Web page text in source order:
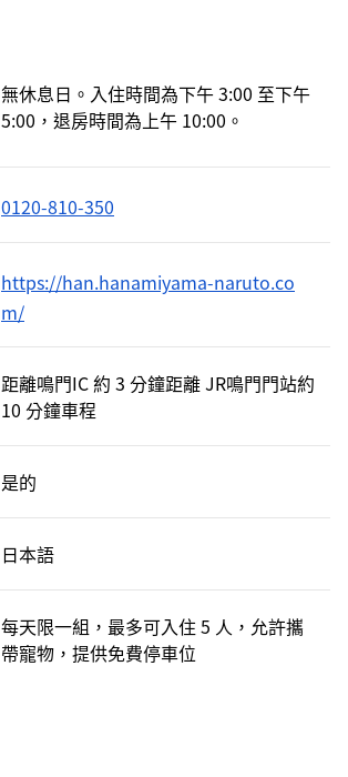
無休息日。入住時間為下午 3:00 至下午
5:00，退房時間為上午 10:00。
0120-810-350
https://han.hanamiyama-naruto.co
m/
距離鳴門IC 約 3 分鐘距離 JR鳴門門站約
10 分鐘車程
是的
日本語
每天限一組，最多可入住 5 人，允許攜
帶寵物，提供免費停車位